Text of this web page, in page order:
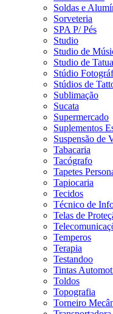
Soldas e
Sorveteria
SPA P/ Pés
Studio
Studio de
Studio de
Stúdio
Stúdios de
Sublimação
Sucata
Supermercado
Suplementos
Suspensão de
Tabacaria
Tacógrafo
Tapetes
Tapiocaria
Tecidos
Técnico de
Telas de
Temperos
Terapia
Testandoo
Tintas
Toldos
Topografia
Torneiro